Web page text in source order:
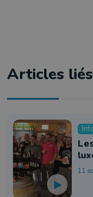
Articles liés
11